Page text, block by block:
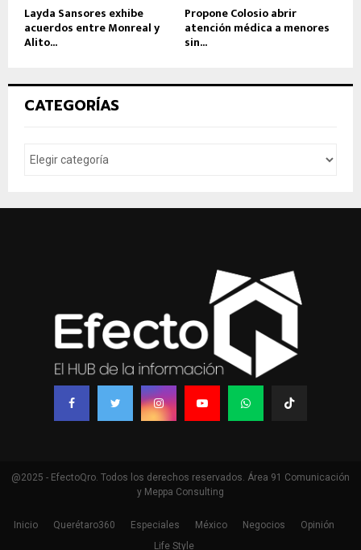
Layda Sansores exhibe
acuerdos entre Monreal y
Alito...
Propone Colosio abrir
atención médica a menores
sin...
CATEGORÍAS
@2025 - EfectoQro. Todos los derechos reservados. Área 91 Comunicación
y Meppa Consulting
Inicio Querétaro360 Especiales México Negocios
Opinión
Life Style